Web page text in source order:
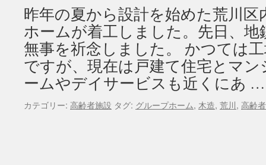
昨年の夏から設計を始めた荒川
ホームが着工しました。先日、
無事を祈念しました。 かつては
ですが、現在は戸建て住宅とマ
ームやデイサービスも近くにあ
カテゴリー: 高齢者施設 タグ: グループホーム, 木造, 荒川, 高齢者